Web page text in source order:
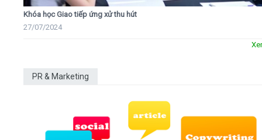
Khóa học Giao tiếp ứng xử thu hút
27/07/2024
PR & Marketing